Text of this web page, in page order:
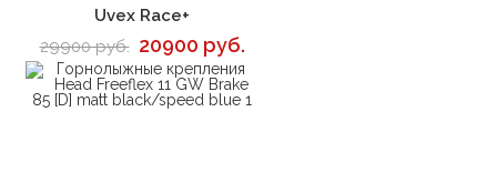
В корзину
Uvex Race+
29900 руб. 20900 руб.